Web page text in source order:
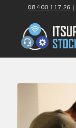
08 400 117 26 |